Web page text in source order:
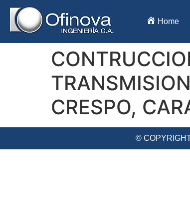
Home
CRESPO,
©